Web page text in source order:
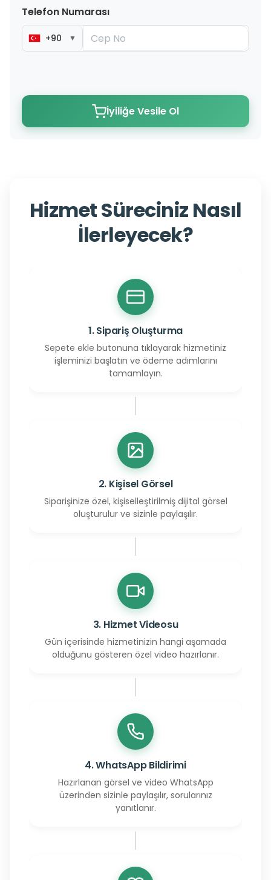
Telefon Numarası
+90 ▼
İyiliğe Vesile Ol
Hizmet Süreciniz Nasıl
İlerleyecek?
1. Sipariş Oluşturma
Sepete ekle butonuna tıklayarak hizmetiniz
işleminizi başlatın ve ödeme adımlarını
tamamlayın.
2. Kişisel Görsel
Siparişinize özel, kişiselleştirilmiş dijital görsel
oluşturulur ve sizinle paylaşılır.
3. Hizmet Videosu
Gün içerisinde hizmetinizin hangi aşamada
olduğunu gösteren özel video hazırlanır.
4. WhatsApp Bildirimi
Hazırlanan görsel ve video WhatsApp
üzerinden sizinle paylaşılır, sorularınız
yanıtlanır.